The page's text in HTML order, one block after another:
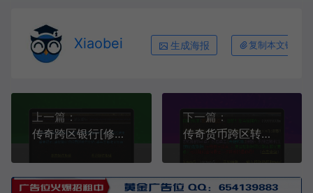
Xiaobei 生成海报 复制本文链接
上一篇：
传奇跨区银行[修复版]
下一篇：
传奇货币跨区转账带手续费